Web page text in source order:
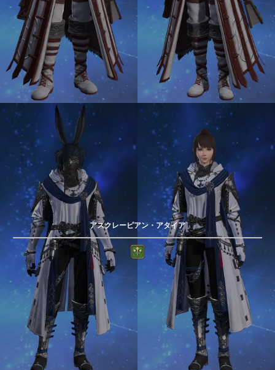
アスクレーピアン・アタイア